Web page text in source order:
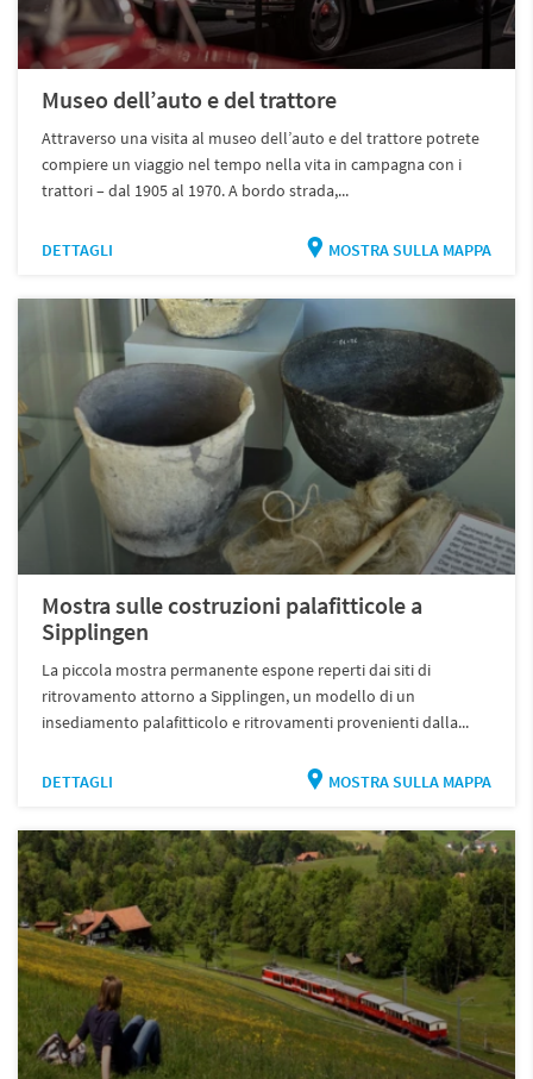
Museo dell’auto e del trattore
Attraverso una visita al museo dell’auto e del trattore potrete
compiere un viaggio nel tempo nella vita in campagna con i
trattori – dal 1905 al 1970. A bordo strada,...
DETTAGLI MOSTRA SULLA MAPPA
Mostra sulle costruzioni palafitticole a
Sipplingen
La piccola mostra permanente espone reperti dai siti di
ritrovamento attorno a Sipplingen, un modello di un
insediamento palafitticolo e ritrovamenti provenienti dalla...
DETTAGLI MOSTRA SULLA MAPPA